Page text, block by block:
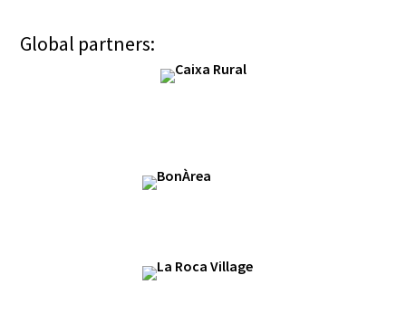
Global partners: